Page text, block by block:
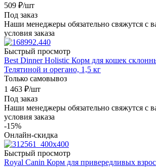
509 ₽/шт
Под заказ
Наши менеджеры обязательно свяжутся с
условия заказа
Быстрый просмотр
Best Dinner Holistic Корм для кошек
Телятиной и орегано, 1,5 кг
Только самовывоз
1 463 ₽/шт
Под заказ
Наши менеджеры обязательно свяжутся с
условия заказа
-15%
Онлайн-скидка
Быстрый просмотр
Royal Canin Корм для привередливых